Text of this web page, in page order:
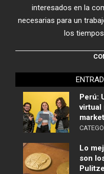
interesados en la
necesarias para un
los
Perú:
virtual
Lo
son